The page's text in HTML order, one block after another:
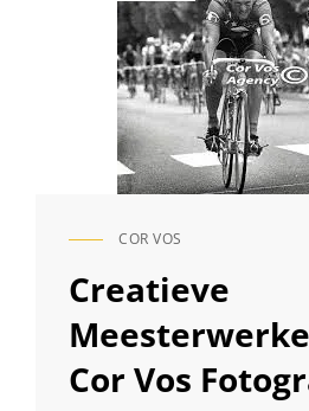
CAT
COR VOS
Creatieve
Cor Vos